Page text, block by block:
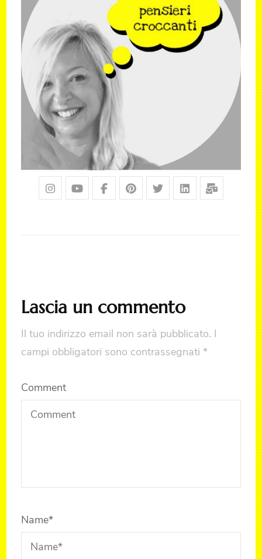
Lascia un commento
Il tuo indirizzo email non sarà pubblicato. I
campi obbligatori sono contrassegnati*
Comment
Name*